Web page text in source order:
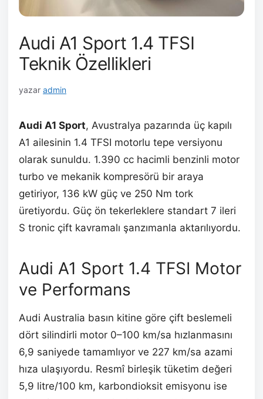
Audi A1 Sport 1.4 TFSI
Teknik Özellikleri
yazar admin
Audi A1 Sport, Avustralya pazarında üç kapılı
A1 ailesinin 1.4 TFSI motorlu tepe versiyonu
olarak sunuldu. 1.390 cc hacimli benzinli motor
turbo ve mekanik kompresörü bir araya
getiriyor, 136 kW güç ve 250 Nm tork
üretiyordu. Güç ön tekerleklere standart 7 ileri
S tronic çift kavramalı şanzımanla aktarılıyordu.
Audi A1 Sport 1.4 TFSI Motor
ve Performans
Audi Australia basın kitine göre çift beslemeli
dört silindirli motor 0–100 km/sa hızlanmasını
6,9 saniyede tamamlıyor ve 227 km/sa azami
hıza ulaşıyordu. Resmî birleşik tüketim değeri
5,9 litre/100 km, karbondioksit emisyonu ise